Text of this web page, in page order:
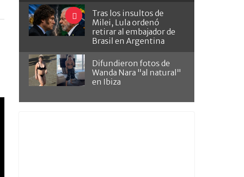
Tras los insultos de
Milei, Lula ordenó
retirar al embajador de
Brasil en Argentina
Difundieron fotos de
Wanda Nara "al natural"
en Ibiza